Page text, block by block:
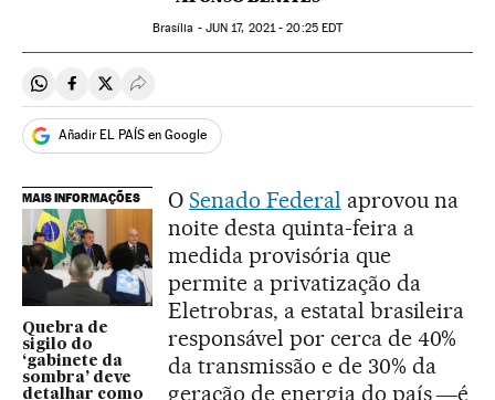
Brasília - JUN 17, 2021 - 20:25EDT
Compartir en Whatsapp
Compartir en Facebook
Compartir en Twitter
Desplegar Redes Sociales
Añadir EL PAÍS en Google
MAIS INFORMAÇÕES
Quebra de
sigilo do
‘gabinete da
sombra’ deve
detalhar como
O Senado Federal aprovou na
noite desta quinta-feira a
medida provisória que
permite a privatização da
Eletrobras, a estatal brasileira
responsável por cerca de 40%
da transmissão e de 30% da
geração de energia do país ―é